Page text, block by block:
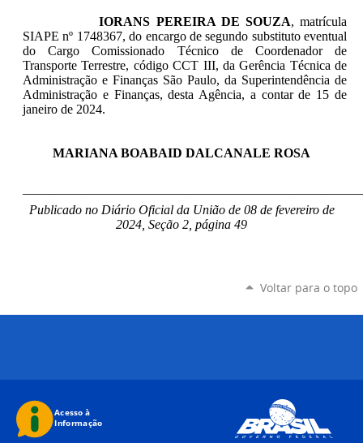
IORANS PEREIRA DE SOUZA​​, matrícula
SIAPE nº 1748367, do encargo de segundo substituto eventual
do Cargo Comissionado Técnico de Coordenador de
Transporte Terrestre, código CCT III, da Gerência Técnica de
Administração e Finanças São Paulo, da Superintendência de
Administração e Finanças, desta Agência, a contar de 15 de
janeiro de 2024.
MARIANA BOABAID DALCANALE ROSA
Publicado no Diário Oficial da União de 08 de fevereiro de
2024, Seção 2, página 49
Voltar para o topo